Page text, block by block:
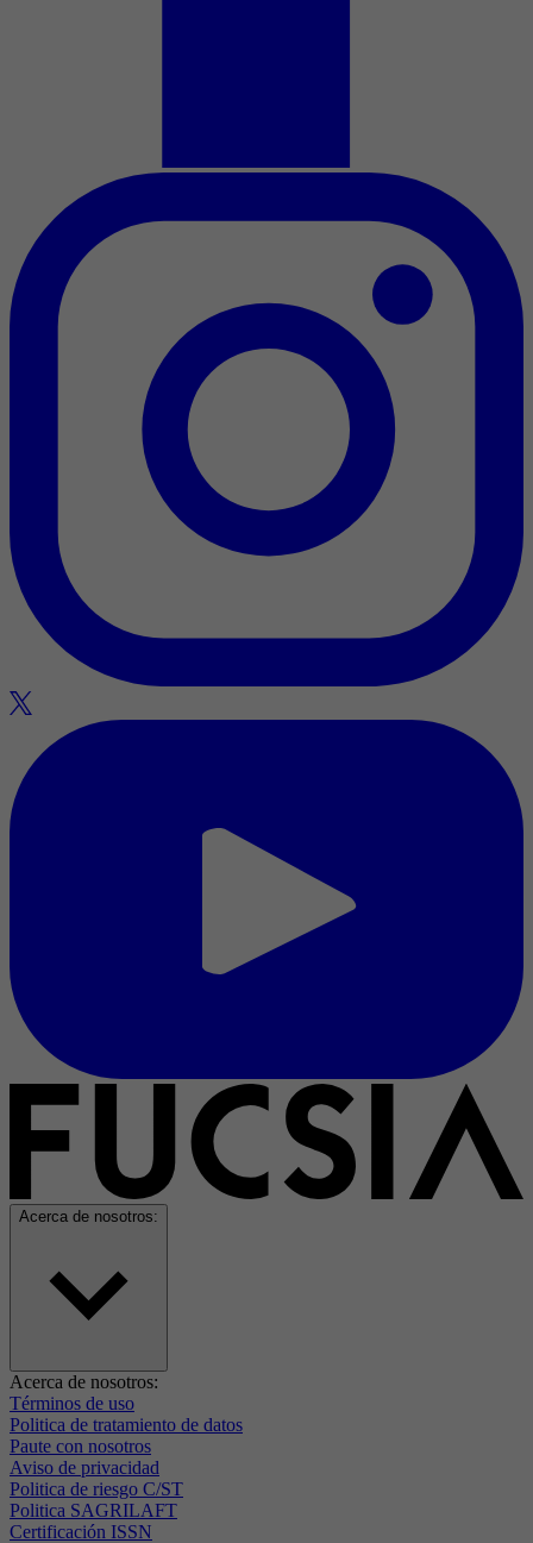
Acerca de nosotros:
Acerca de nosotros:
Términos de uso
Politica de tratamiento de datos
Paute con nosotros
Aviso de privacidad
Politica de riesgo C/ST
Politica SAGRILAFT
Certificación ISSN